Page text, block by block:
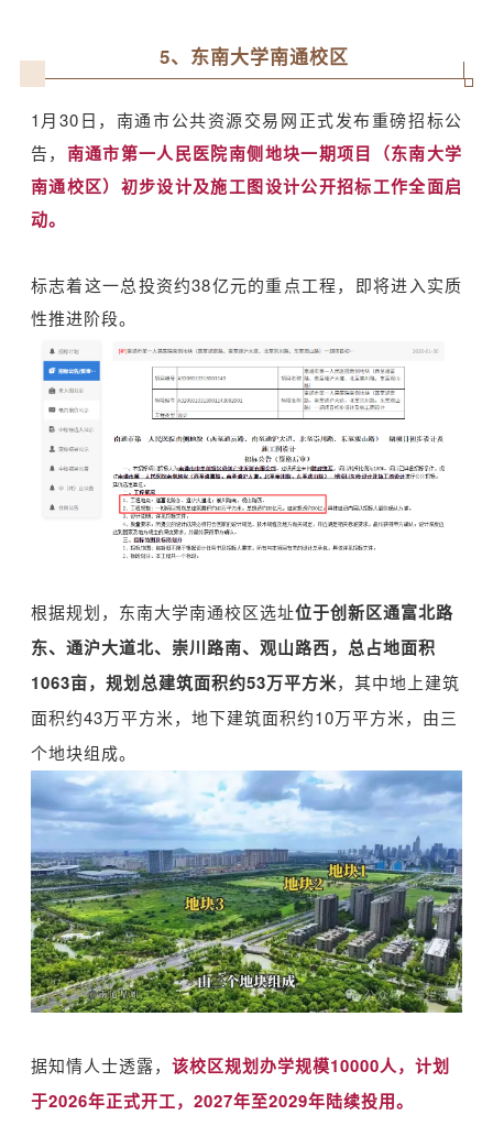
5、东南大学南通校区
1月30日，南通市公共资源交易网正式发布重磅招标公
告， 南通市第一人民医院南侧地块一期项目（东南大学
南通校区）初步设计及施工图设计公开招标工作全面启
动。
标志着这一总投资约38亿元的重点工程，即将进入实质
性推进阶段。
根据规划，东南大学南通校区选址位于创新区通富北路
东、通沪大道北、崇川路南、观山路西，总占地面积
1063亩，规划总建筑面积约53万平方米，其中地上建筑
面积约43万平方米，地下建筑面积约10万平方米，由三
个地块组成。
据知情人士透露， 该校区规划办学规模10000人，计划
于2026年正式开工，2027年至2029年陆续投用。